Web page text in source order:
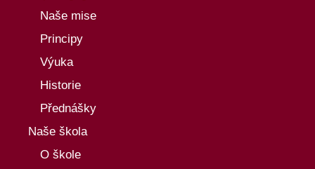
Naše mise
Principy
Výuka
Historie
Přednášky
Naše škola
O škole